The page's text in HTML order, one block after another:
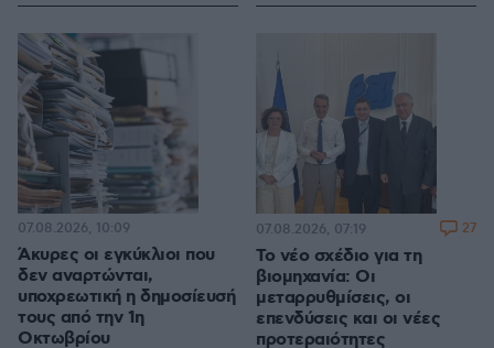
Άκυρες οι εγκύκλιοι που
δεν αναρτώνται,
υποχρεωτική η δημοσίευσή
τους από την 1η
Οκτωβρίου
07.08.2026, 10:09
Το νέο σχέδιο για τη
βιομηχανία: Οι
μεταρρυθμίσεις, οι
επενδύσεις και οι νέες
προτεραιότητες
07.08.2026, 07:19 27